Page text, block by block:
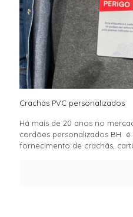
Crachás PVC personalizados
Há mais de 20 anos no
cordões personalizados BH é
fornecimento de crachás,